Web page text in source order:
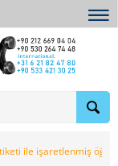
ile işaretlenmiş